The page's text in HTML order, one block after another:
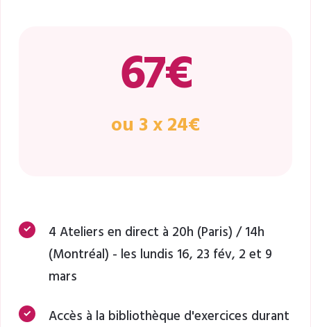
67€
ou 3 x 24€
4 Ateliers en direct à 20h (Paris) / 14h
(Montréal) - les lundis 16, 23 fév, 2 et 9
mars
Accès à la bibliothèque d'exercices durant